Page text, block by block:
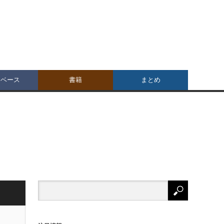
ース 書籍 まとめ